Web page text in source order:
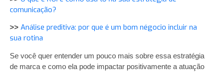
comunicação?
>> Análise preditiva: por que é um bom négocio incluir na
sua rotina
Se você quer entender um pouco mais sobre essa estratégia
de marca e como ela pode impactar positivamente a atuação